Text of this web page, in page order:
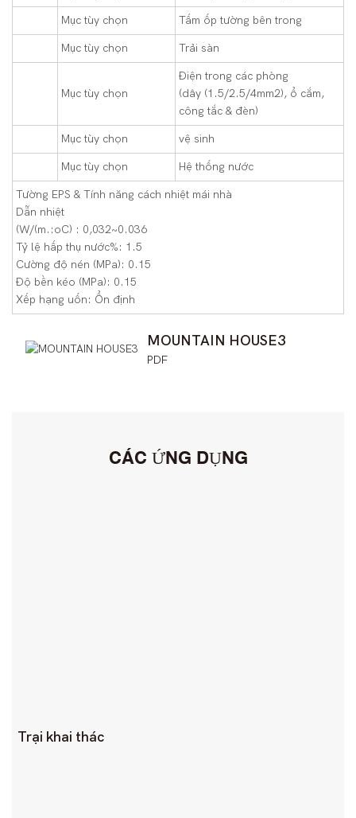
Mục tùy chọn Tấm ốp tường bên trong
Mục tùy chọn Trải sàn
Mục tùy chọn
Điện trong các phòng
(dây (1.5/2.5/4mm2), ổ cắm,
công tắc & đèn)
Mục tùy chọn vệ sinh
Mục tùy chọn Hệ thống nước
Tường EPS & Tính năng cách nhiệt mái nhà
Dẫn nhiệt
(W/(m.:oC) : 0,032~0.036
Tỷ lệ hấp thụ nước%: 1.5
Cường độ nén (MPa): 0.15
Độ bền kéo (MPa): 0.15
Xếp hạng uốn: Ổn định
MOUNTAIN HOUSE3
PDF
CÁC ỨNG DỤNG
Trại khai thác